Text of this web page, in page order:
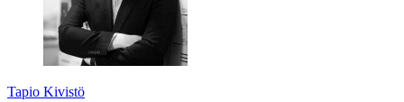
Tapio Kivistö